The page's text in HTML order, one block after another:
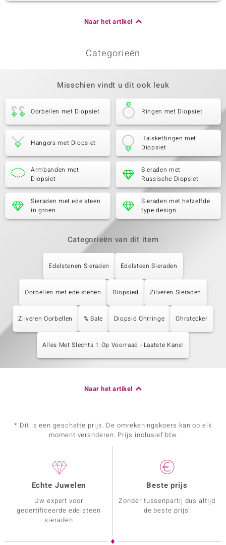
Naar het artikel
Categorieën
Misschien vindt u dit ook leuk
Oorbellen met Diopsiet Ringen met Diopsiet
Hangers met Diopsiet
Halskettingen met
Diopsiet
Armbanden met
Diopsiet
Sieraden met
Russische Diopsiet
Sieraden met edelsteen
in groen
Sieraden met hetzelfde
type design
Categorieën van dit item
Edelstenen Sieraden Edelsteen Sieraden
Oorbellen met edelstenen Diopsied Zilveren Sieraden
Zilveren Oorbellen % Sale Diopsid Ohrringe Ohrstecker
Alles Met Slechts 1 Op Voorraad - Laatste Kans!
Naar het artikel
* Dit is een geschatte prijs. De omrekeningskoers kan op elk
moment veranderen. Prijs inclusief btw
Echte Juwelen
Uw expert voor
gecertificeerde edelsteen
sieraden
Beste prijs
Zonder tussenpartij dus altijd
de beste prijs!